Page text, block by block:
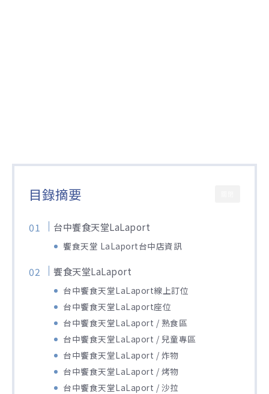
目錄摘要
台中饗食天堂LaLaport
饗食天堂 LaLaport台中店資訊
饗食天堂LaLaport
台中饗食天堂LaLaport線上訂位
台中饗食天堂LaLaport座位
台中饗食天堂LaLaport / 熟食區
台中饗食天堂LaLaport / 兒童專區
台中饗食天堂LaLaport / 炸物
台中饗食天堂LaLaport / 烤物
台中饗食天堂LaLaport / 沙拉